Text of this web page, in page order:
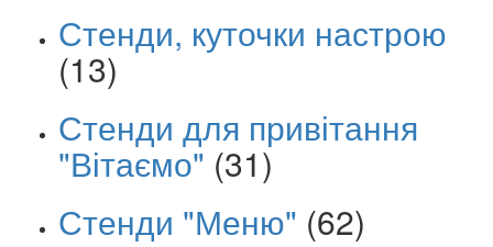
Стенди, куточки настрою
(13)
Стенди для привітання
"Вітаємо" (31)
Стенди "Меню" (62)